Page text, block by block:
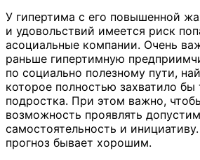
У гипертима с его повышенной
и удовольствий имеется риск
асоциальные компании. Очень
раньше гипертимную
по социально полезному пути,
которое полностью захватило бы
подростка. При этом важно,
возможность проявлять
самостоятельность и
прогноз бывает хорошим.